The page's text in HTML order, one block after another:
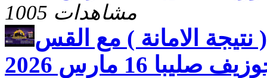
1005 مشاهدات
الامانة ) مع القس
صليبا 16 مارس 2026